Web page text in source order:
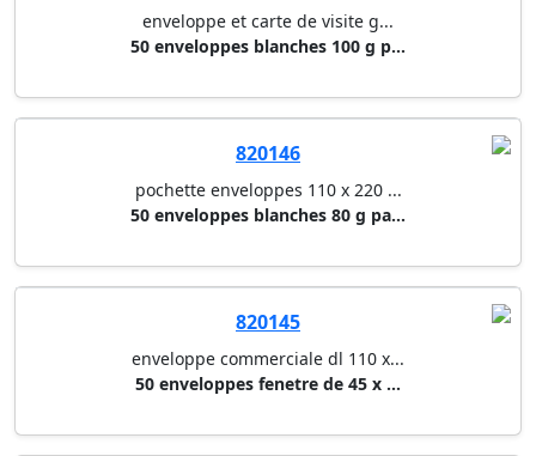
enveloppe et carte de visite g...
50 enveloppes blanches 100 g p...
820146
pochette enveloppes 110 x 220 ...
50 enveloppes blanches 80 g pa...
820145
enveloppe commerciale dl 110 x...
50 enveloppes fenetre de 45 x ...